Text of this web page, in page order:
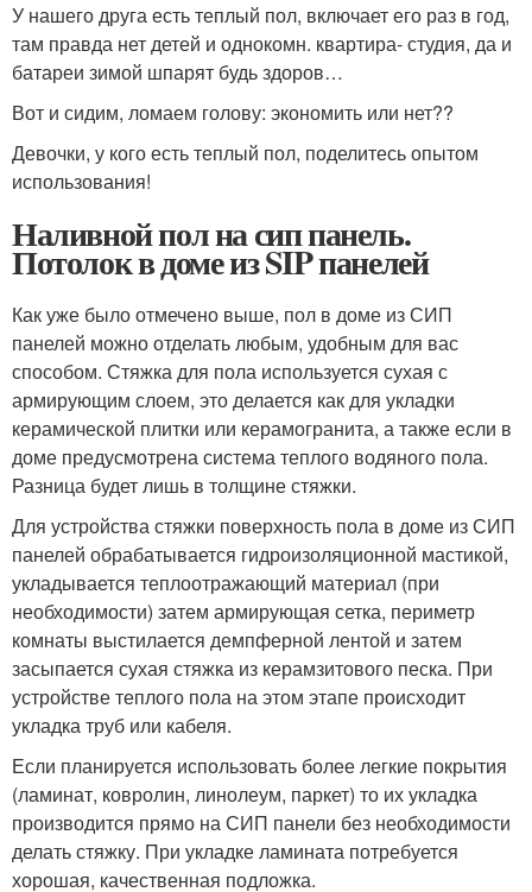
У нашего друга есть теплый пол, включает его раз в год,
там правда нет детей и однокомн. квартира- студия, да и
батареи зимой шпарят будь здоров…
Вот и сидим, ломаем голову: экономить или нет??
Девочки, у кого есть теплый пол, поделитесь опытом
использования!
Наливной пол на сип панель.
Потолок в доме из SIP панелей
Как уже было отмечено выше, пол в доме из СИП
панелей можно отделать любым, удобным для вас
способом. Стяжка для пола используется сухая с
армирующим слоем, это делается как для укладки
керамической плитки или керамогранита, а также если в
доме предусмотрена система теплого водяного пола.
Разница будет лишь в толщине стяжки.
Для устройства стяжки поверхность пола в доме из СИП
панелей обрабатывается гидроизоляционной мастикой,
укладывается теплоотражающий материал (при
необходимости) затем армирующая сетка, периметр
комнаты выстилается демпферной лентой и затем
засыпается сухая стяжка из керамзитового песка. При
устройстве теплого пола на этом этапе происходит
укладка труб или кабеля.
Если планируется использовать более легкие покрытия
(ламинат, ковролин, линолеум, паркет) то их укладка
производится прямо на СИП панели без необходимости
делать стяжку. При укладке ламината потребуется
хорошая, качественная подложка.